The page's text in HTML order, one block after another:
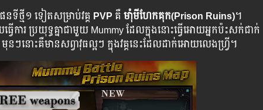
ន​ទីថ្មី​១ ទៀត​សម្រាប់​វគ្គ​ PVP គឺមាំុមីហែកគុក(Prison Ruins)។ ​
វើ​ការ​​ ប្រយុទ្ធ​​​គ្នា​​​​ជា​មួួយ​ Mummy ​ដែល​ក្នុង​នោះ​ធ្វើ​អោយ​អ្នក​ប៉ះសក់​ជាក់​
នៗនោះគឺមានសព្វាវុធល្អៗ ក្នុងវគ្គនេះដែលដាក់អោយលេងហ្រ្វី។